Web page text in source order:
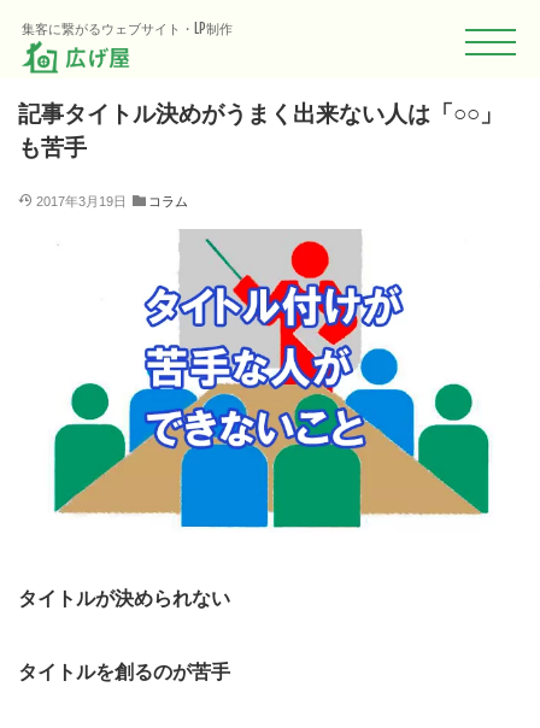
集客に繋がるウェブサイト・LP制作
HOME Blog コラム
記事タイトル決めがうまく出来ない人は「○○」
も苦手
2017年3月19日 コラム
タイトルが決められない
タイトルを創るのが苦手